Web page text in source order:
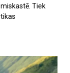
Tiek